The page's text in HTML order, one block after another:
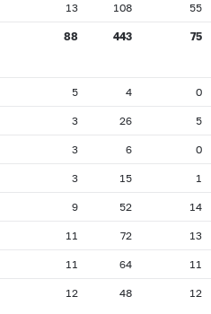
13 108 55
88 443 75
5 4 0
3 26 5
3 6 0
3 15 1
9 52 14
11 72 13
11 64 11
12 48 12